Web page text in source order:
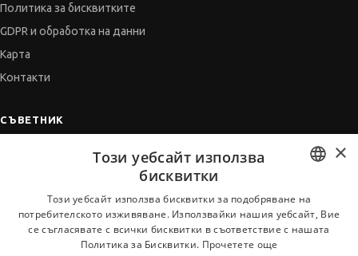
Политика за бисквитките
GDPR и обработка на данни
Карта
Контакти
СЪВЕТНИК
Когато получим оферта
BULGARIAN
ENGLISH
×
Този уебсайт използва
бисквитки
Този уебсайт използва бисквитки за подобряване на
потребителското изживяване. Използвайки нашия уебсайт, Вие
се съгласявате с всички бисквитки в съответствие с нашата
Политика за Бисквитки. Прочетете още